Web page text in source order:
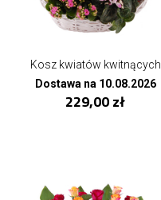
Kosz kwiatów kwitnących
Dostawa na 10.08.2026
229,00 zł